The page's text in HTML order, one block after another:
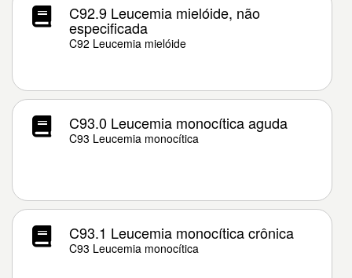
C92.9 Leucemia mielóide, não
especificada
C92 Leucemia mielóide
C93.0 Leucemia monocítica aguda
C93 Leucemia monocítica
C93.1 Leucemia monocítica crônica
C93 Leucemia monocítica